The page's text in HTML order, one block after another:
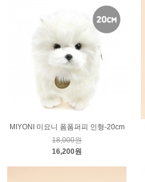
MIYONI 미요니 폼폼퍼피 인형-20cm
18,000원
16,200원